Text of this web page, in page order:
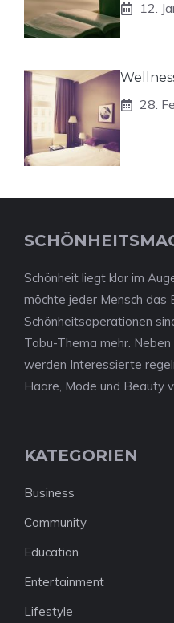
12.
28.
Schönheit liegt klar im
möchte jeder Mensch das
Schönheitsoperationen
Tabu-Thema mehr.
werden Interessierte
Haare, Mode und Beauty
KATEGORIEN
Business
Community
Education
Entertainment
Lifestyle